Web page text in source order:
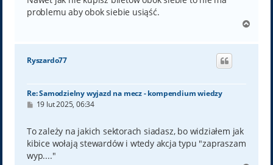
problemu aby obok siebie usiąść.
g
Ryszardo77
Re: Samodzielny wyjazd na mecz - kompendium wiedzy
P
t
19 lut 2025, 06:34
To zależy na jakich sektorach siadasz, bo widziałem jak
kibice wołają stewardów i wtedy akcja typu "zapraszam
wyp...."